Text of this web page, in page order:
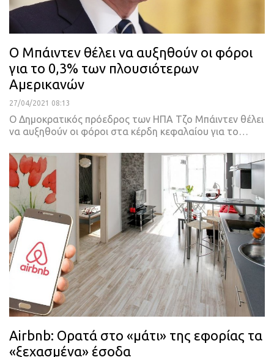
Ο Μπάιντεν θέλει να αυξηθούν οι φόροι
για το 0,3% των πλουσιότερων
Αμερικανών
27/04/2021 08:13
Ο Δημοκρατικός πρόεδρος των ΗΠΑ Τζο Μπάιντεν θέλει
να αυξηθούν οι φόροι στα κέρδη κεφαλαίου για το…
Airbnb: Ορατά στο «μάτι» της εφορίας τα
«ξεχασμένα» έσοδα